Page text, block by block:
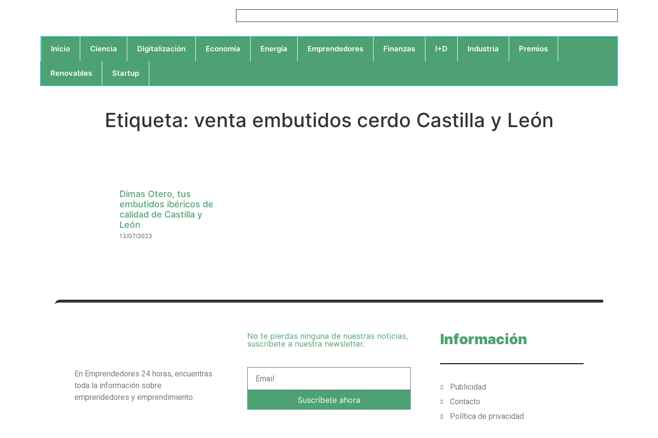
Inicio Ciencia Digitalización Economía Energía Emprendedores Finanzas I+D Industria Premios
Renovables Startup
Etiqueta: venta embutidos cerdo Castilla y León
Dimas Otero, tus
embutidos ibéricos de
calidad de Castilla y
León
13/07/2023
En Emprendedores 24 horas, encuentras
toda la información sobre
emprendedores y emprendimiento.
No te pierdas ninguna de nuestras noticias,
suscríbete a nuestra newsletter.
Suscríbete ahora
Información
Publicidad
Contacto
Política de privacidad